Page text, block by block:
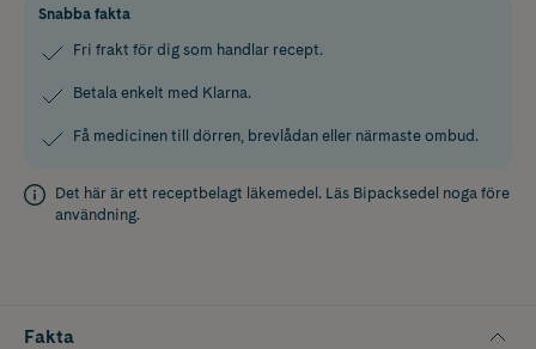
Snabba fakta
Fri frakt för dig som handlar recept.
Betala enkelt med Klarna.
Få medicinen till dörren, brevlådan eller närmaste ombud.
Det här är ett receptbelagt läkemedel. Läs Bipacksedel noga före
användning.
Fakta